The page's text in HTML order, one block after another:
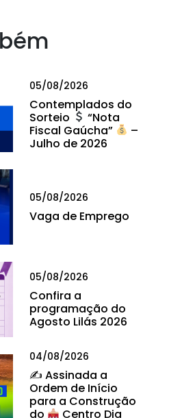
05/08/2026
Contemplados do
Sorteio
“Nota
Fiscal Gaúcha”
–
Julho de 2026
05/08/2026
Vaga de Emprego
05/08/2026
Confira a
programação do
Agosto Lilás 2026
04/08/2026
✍ Assinada a
Ordem de Início
para a Construção
do
Centro Dia